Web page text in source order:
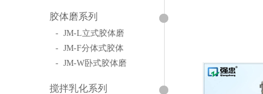
胶体磨系列
- JM-L立式胶体磨
- JM-F分体式胶体
- JM-W卧式胶体磨
搅拌乳化系列